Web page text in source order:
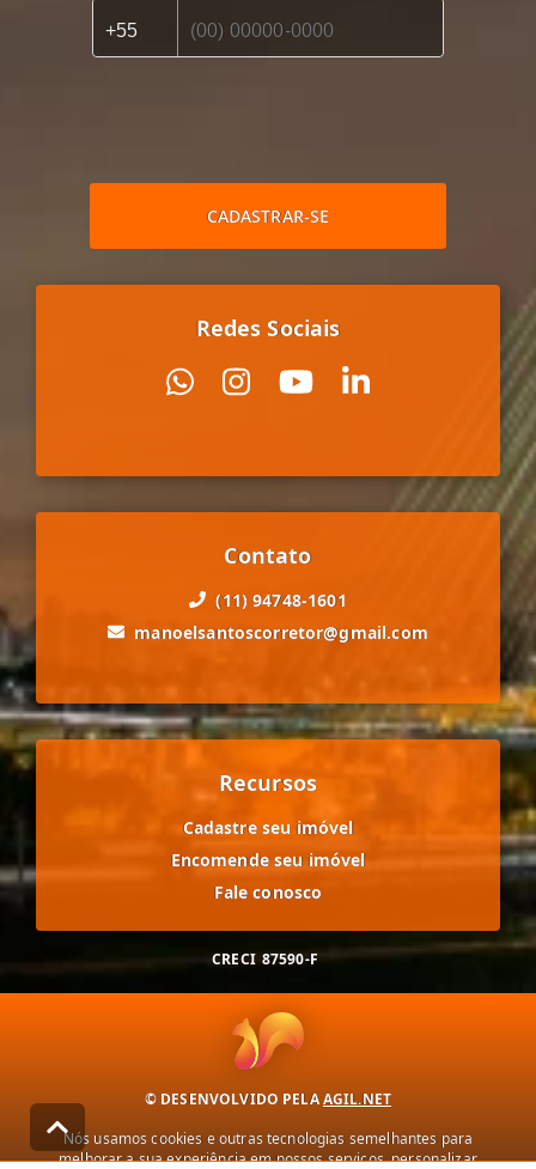
CADASTRAR-SE
Redes Sociais
Contato
(11) 94748-1601
manoelsantoscorretor@gmail.com
Recursos
Cadastre seu imóvel
Encomende seu imóvel
Fale conosco
CRECI 87590-F
© DESENVOLVIDO PELAAGIL.NET
Nós usamos cookies e outras tecnologias semelhantes para
melhorar a sua experiência em nossos serviços, personalizar